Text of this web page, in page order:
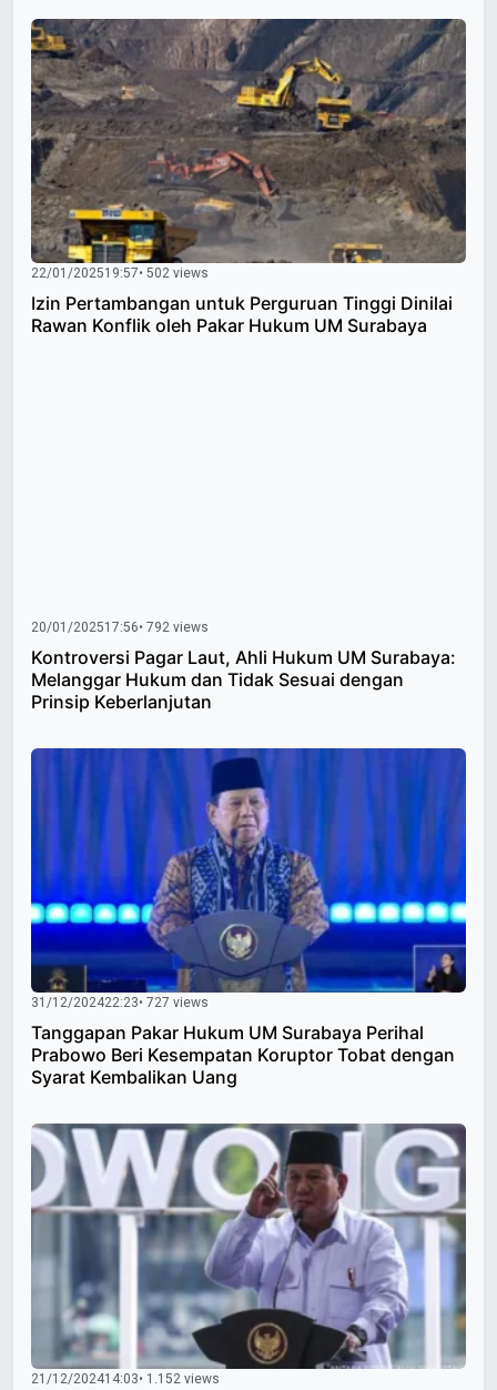
22/01/202519:57• 502 views
Izin Pertambangan untuk Perguruan Tinggi Dinilai
Rawan Konflik oleh Pakar Hukum UM Surabaya
20/01/202517:56• 792 views
Kontroversi Pagar Laut, Ahli Hukum UM Surabaya:
Melanggar Hukum dan Tidak Sesuai dengan
Prinsip Keberlanjutan
31/12/202422:23• 727 views
Tanggapan Pakar Hukum UM Surabaya Perihal
Prabowo Beri Kesempatan Koruptor Tobat dengan
Syarat Kembalikan Uang
21/12/202414:03• 1.152 views